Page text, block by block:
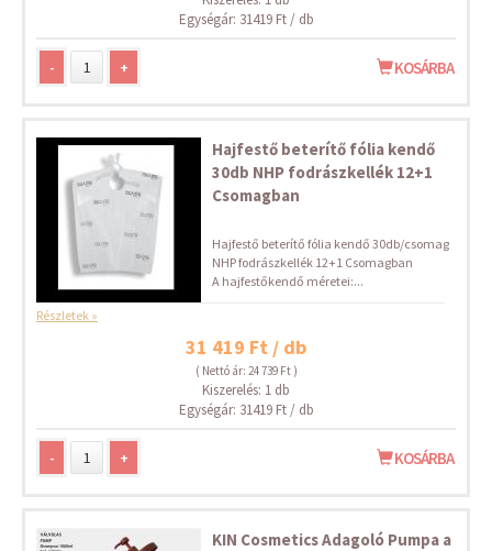
Egységár: 31419 Ft / db
- + KOSÁRBA
Hajfestő beterítő fólia kendő
30db NHP fodrászkellék 12+1
Csomagban
Hajfestő beterítő fólia kendő 30db/csomag
NHP fodrászkellék 12+1 Csomagban
A hajfestőkendő méretei:...
Részletek »
31 419 Ft / db
( Nettó ár: 24 739 Ft )
Kiszerelés: 1 db
Egységár: 31419 Ft / db
- + KOSÁRBA
KIN Cosmetics Adagoló Pumpa a